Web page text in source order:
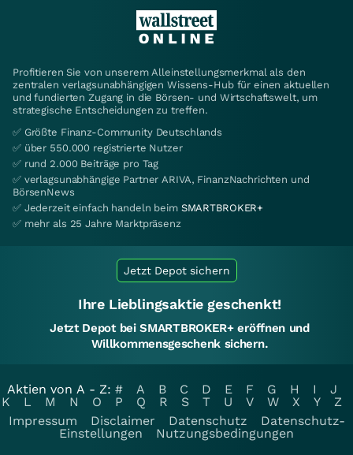
Profitieren Sie von unserem Alleinstellungsmerkmal als den
zentralen verlagsunabhängigen Wissens-Hub für einen aktuellen
und fundierten Zugang in die Börsen- und Wirtschaftswelt, um
strategische Entscheidungen zu treffen.
✅ Größte Finanz-Community Deutschlands
✅ über 550.000 registrierte Nutzer
✅ rund 2.000 Beiträge pro Tag
✅ verlagsunabhängige Partner ARIVA, FinanzNachrichten und
BörsenNews
✅ Jederzeit einfach handeln beim SMARTBROKER+
✅ mehr als 25 Jahre Marktpräsenz
Jetzt Depot sichern
Ihre Lieblingsaktie geschenkt!
Jetzt Depot bei SMARTBROKER+ eröffnen und
Willkommensgeschenk sichern.
Aktien von A - Z: # A B C D E F G H I
J
K
L M N O P Q R S T U V W X Y
Z
Impressum
Disclaimer Datenschutz
Datenschutz-
Einstellungen
Nutzungsbedingungen